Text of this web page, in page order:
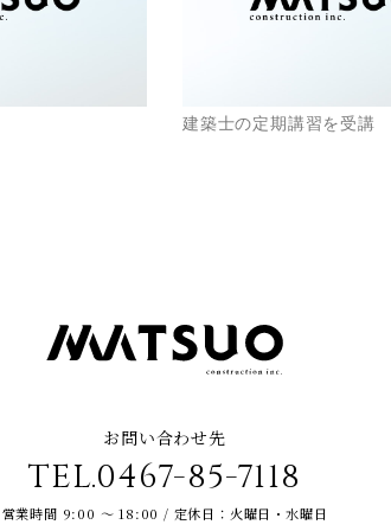
建築士の定期講習を受講
お問い合わせ先
TEL.0467-85-7118
営業時間 9:00 ～ 18:00 / 定休日：火曜日・水曜日